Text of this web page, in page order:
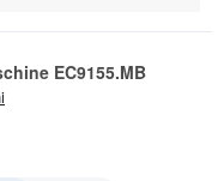
EC9155.MB